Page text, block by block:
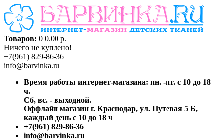
Товаров: 0 0.00 р.
Ничего не куплено!
+7(961) 829-86-36
info@barvinka.ru
Время работы интернет-магазина: пн. -пт. с 10 до 18
ч.
Сб, вс. - выходной.
Оффлайн магазин г. Краснодар, ул. Путевая 5 Б,
каждый день с 10 до 18 ч
+7(961) 829-86-36
info@barvinka.ru